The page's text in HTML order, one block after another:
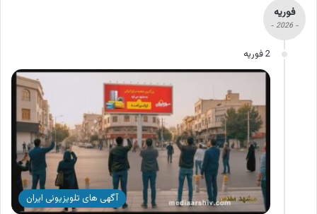
فوریه
- 2026 -
2 فوریه
آگهی های تلویزیونی ایران